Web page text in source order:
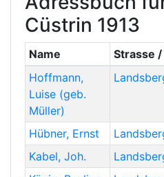
Cüstrin 1913
Name
Strasse /
Hoffmann,
Luise(geb.
Müller)
Hübner, Ernst
Kabel, Joh.